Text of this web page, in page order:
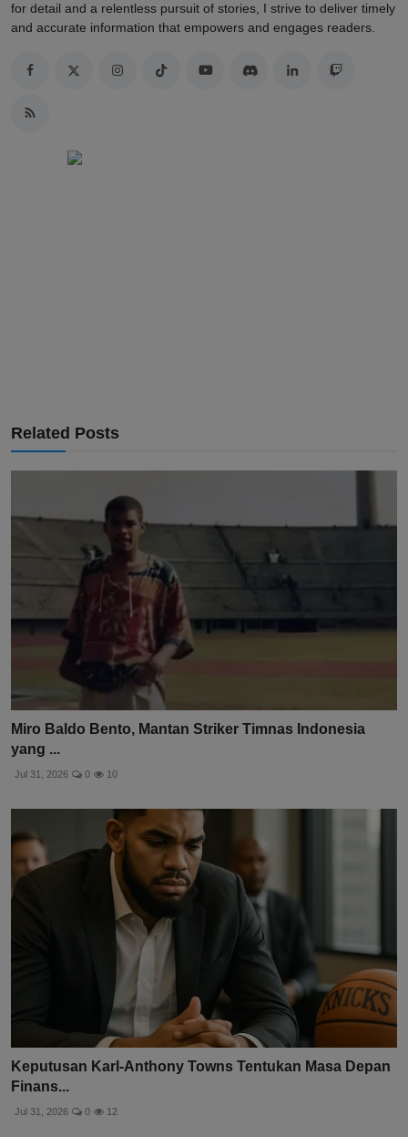
for detail and a relentless pursuit of stories, I strive to deliver timely
and accurate information that empowers and engages readers.
Related Posts
Miro Baldo Bento, Mantan Striker Timnas Indonesia
yang ...
Jul 31, 2026 0 10
Keputusan Karl-Anthony Towns Tentukan Masa Depan
Finans...
Jul 31, 2026 0 12